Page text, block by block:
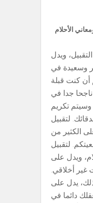
الأحلام
ويدل
وسعيدة في
أن كنت قبلة
جدا في
وسيتم تكريم
لتقبيل
الكثير من
لتقبيل
ويدل على
غير أخلاقي.
يدل على
دائما في